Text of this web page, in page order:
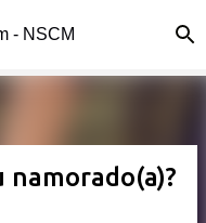
principal
- NSCM
namorado(a)?